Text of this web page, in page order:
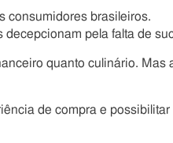
consumidores brasileiros.
pela falta de
quanto culinário. Mas
de compra e possibilitar